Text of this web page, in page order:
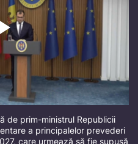
de prim-ministrul Republicii
a principalelor prevederi
care urmează să fie supusă